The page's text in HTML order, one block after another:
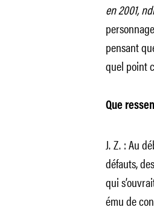
en 2001,
pensant
quel point
Que
J. Z. : Au
défauts,
qui
ému de